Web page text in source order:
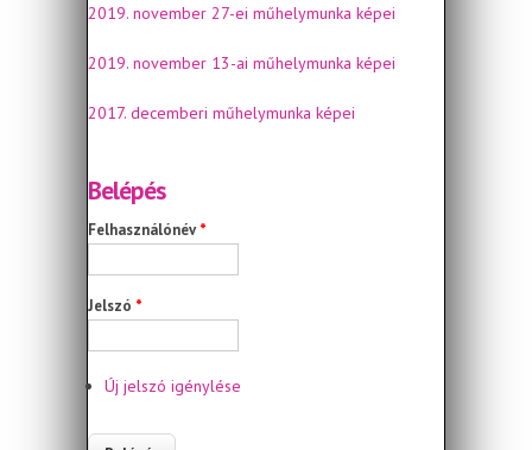
2019. november 27-ei műhelymunka képei
2019. november 13-ai műhelymunka képei
2017. decemberi műhelymunka képei
Belépés
Felhasználónév*
Jelszó *
Új jelszó igénylése